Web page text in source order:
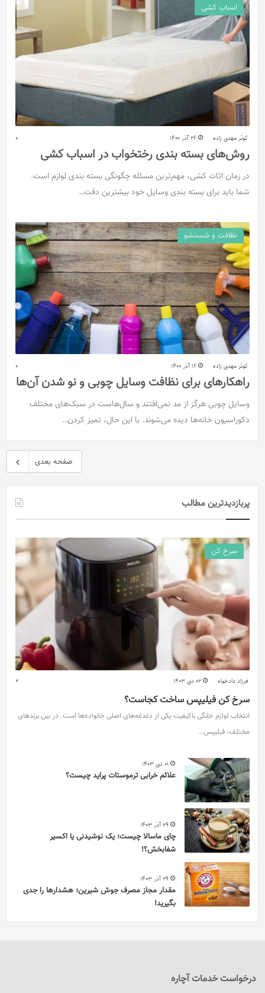
اسباب کشی
کوثر مهدی زاده 26 آذر 1400 0
روش‌های بسته بندی رختخواب در اسباب کشی
در زمان اثاث کشی، مهم‌ترین مسئله چگونگی بسته بندی لوازم است.
شما باید برای بسته بندی وسایل خود بیشترین دقت…
نظافت و شستشو
کوثر مهدی زاده 16 آذر 1400 0
راهکارهای برای نظافت وسایل چوبی و نو شدن آن‌ها
وسایل چوبی هرگز از مد نمی‌افتند و سال‌هاست در سبک‌های مختلف
دکوراسیون خانه‌ها دیده می‌شوند. با این حال، تمیز کردن…
صفحه بعدی
پربازدیدترین مطالب
سرخ کن
فرزاد دادخواه 02 دی 1403 2
سرخ کن فیلیپس ساخت کجاست؟
انتخاب لوازم خانگی باکیفیت یکی از دغدغه‌های اصلی خانواده‌ها است. در بین برندهای
مختلف، فیلیپس…
01 دی 1403
علائم خرابی ترموستات پراید چیست؟
29 آذر 1403
چای ماسالا چیست؛ یک نوشیدنی یا اکسیر
شفابخش؟!
29 آذر 1403
مقدار مجاز مصرف جوش شیرین؛ هشدارها را جدی
بگیرید!
درخواست خدمات آچاره